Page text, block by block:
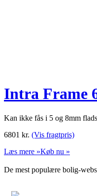
Intra Frame
Kan ikke fås i 5 og 8mm
6801 kr. (Vis fragtpris)
Læs mere »Køb nu »
De mest populære bolig-